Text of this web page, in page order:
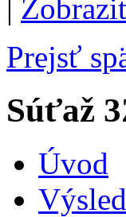
|
Prejsť
Súťaž
Úvod